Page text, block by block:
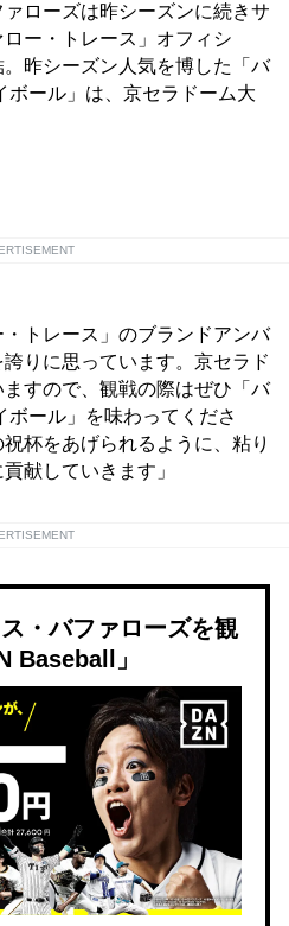
ローズは昨シーズンに続きサ
ー・トレース」オフィシ
昨シーズン人気を博した「バ
ボール」は、京セラドーム大
・トレース」のブランドアンバ
りに思っています。京セラド
すので、観戦の際はぜひ「バ
ボール」を味わってくださ
杯をあげられるように、粘り
献していきます」
ス・バファローズを観
Baseball」